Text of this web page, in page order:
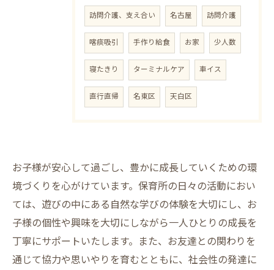
訪問介護、支え合い 名古屋 訪問介護
喀痰吸引 手作り給食 お家 少人数
寝たきり ターミナルケア 車イス
直行直帰 名東区 天白区
お子様が安心して過ごし、豊かに成長していくための環
境づくりを心がけています。保育所の日々の活動におい
ては、遊びの中にある自然な学びの体験を大切にし、お
子様の個性や興味を大切にしながら一人ひとりの成長を
丁寧にサポートいたします。また、お友達との関わりを
通じて協力や思いやりを育むとともに、社会性の発達に